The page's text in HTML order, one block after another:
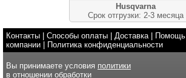
Husqvarna
Срок отгрузки: 2-3 месяца
Контакты Способы оплаты Доставка| Помощь
компании
Политика конфиденциальности
Вы принимаете условия политики
в отношении обработки